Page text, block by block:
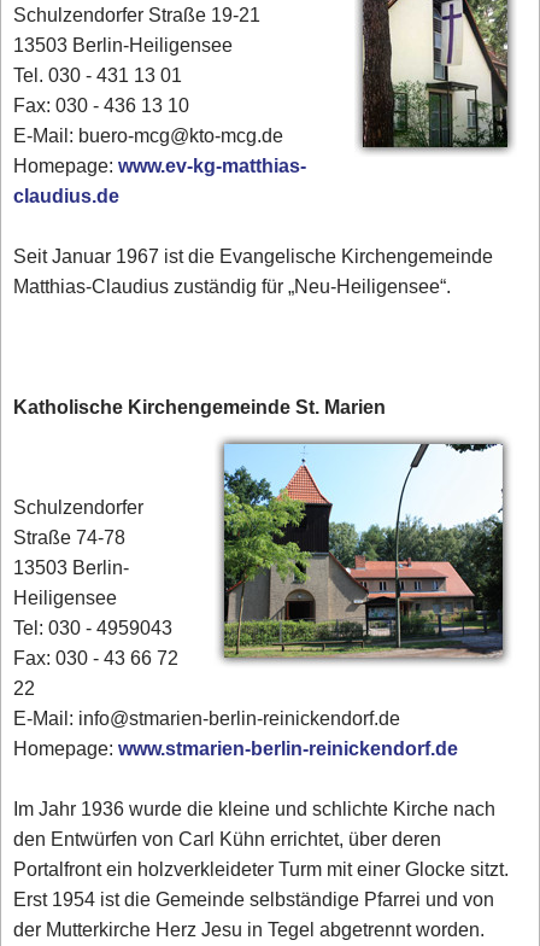
Schulzendorfer Straße 19-21
13503 Berlin-Heiligensee
Tel. 030 - 431 13 01
Fax: 030 - 436 13 10
E-Mail: buero-mcg@kto-mcg.de
Homepage:www.ev-kg-matthias-
claudius.de
Seit Januar 1967 ist die Evangelische Kirchengemeinde
Matthias-Claudius zuständig für „Neu-Heiligensee“.
Katholische Kirchengemeinde St. Marien
Schulzendorfer
Straße 74-78
13503 Berlin-
Heiligensee
Tel: 030 - 4959043
Fax: 030 - 43 66 72
22
E-Mail: info@stmarien-berlin-reinickendorf.de
Homepage:www.stmarien-berlin-reinickendorf.de
Im Jahr 1936 wurde die kleine und schlichte Kirche nach
den Entwürfen von Carl Kühn errichtet, über deren
Portalfront ein holzverkleideter Turm mit einer Glocke sitzt.
Erst 1954 ist die Gemeinde selbständige Pfarrei und von
der Mutterkirche Herz Jesu in Tegel abgetrennt worden.